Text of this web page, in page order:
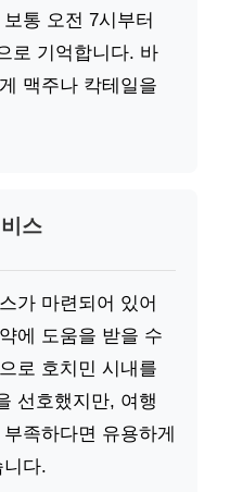
통 오전 7시부터
로 기억합니다. 바
맥주나 칵테일을
스
가 마련되어 있어
에 도움을 받을 수
로 호치민 시내를
선호했지만, 여행
족하다면 유용하게
다.